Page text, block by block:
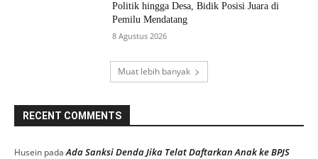
Politik hingga Desa, Bidik Posisi Juara di
Pemilu Mendatang
8 Agustus 2026
Muat lebih banyak
RECENT COMMENTS
Husein padaAda Sanksi Denda Jika Telat Daftarkan Anak ke BPJS